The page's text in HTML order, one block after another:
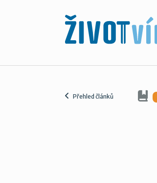
Přehled článků